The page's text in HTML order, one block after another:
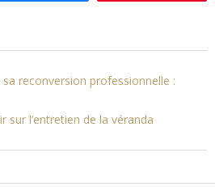
sa reconversion professionnelle :
sur l’entretien de la véranda